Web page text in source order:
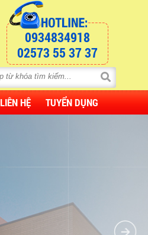
0934834918
02573 55 37 37
LIÊN HỆ TUYỂN DỤNG